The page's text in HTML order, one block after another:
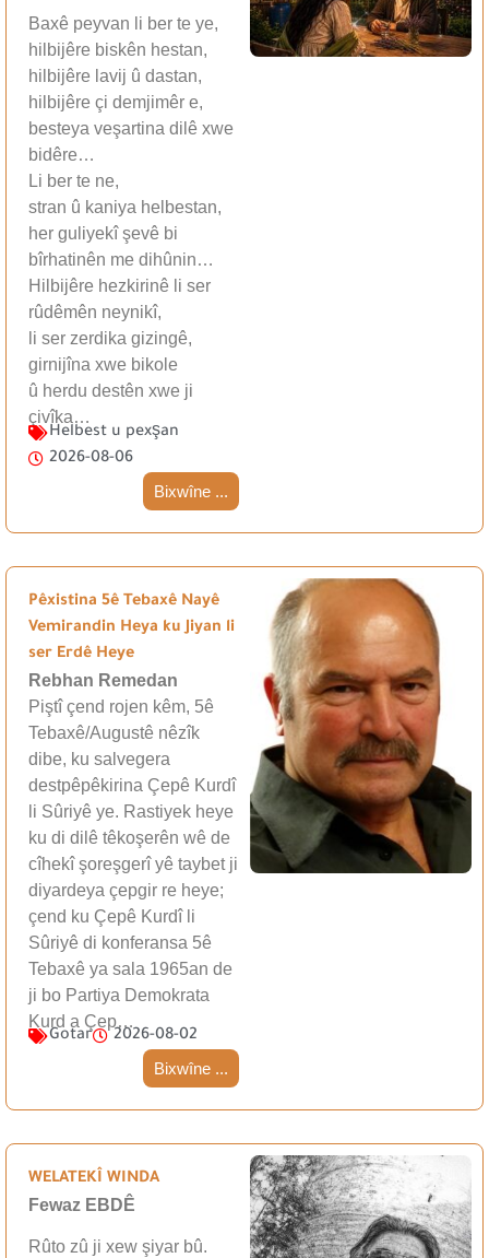
Baxê peyvan li ber te ye,
hilbijêre biskên hestan,
hilbijêre lavij û dastan,
hilbijêre çi demjimêr e,
besteya veşartina dilê xwe
bidêre…
Li ber te ne,
stran û kaniya helbestan,
her guliyekî şevê bi
bîrhatinên me dihûnin…
Hilbijêre hezkirinê li ser
rûdêmên neynikî,
li ser zerdika gizingê,
girnijîna xwe bikole
û herdu destên xwe ji
çivîka…
Helbest u pexşan
2026-08-06
Bixwîne ...
Pêxistina 5ê Tebaxê Nayê
Vemirandin Heya ku Jiyan li
ser Erdê Heye
Rebhan Remedan
Piştî çend rojen kêm, 5ê
Tebaxê/Augustê nêzîk
dibe, ku salvegera
destpêpêkirina Çepê Kurdî
li Sûriyê ye. Rastiyek heye
ku di dilê têkoşerên wê de
cîhekî şoreşgerî yê taybet ji
diyardeya çepgir re heye;
çend ku Çepê Kurdî li
Sûriyê di konferansa 5ê
Tebaxê ya sala 1965an de
ji bo Partiya Demokrata
Kurd a Çep…
Gotar 2026-08-02
Bixwîne ...
WELATEKÎ WINDA
Fewaz EBDÊ
Rûto zû ji xew şiyar bû.